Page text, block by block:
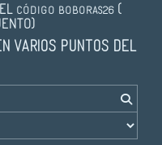
CÓDIGO BOBORAS26 (
VARIOS PUNTOS DEL